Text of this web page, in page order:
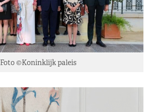
Foto ©Koninklijk paleis